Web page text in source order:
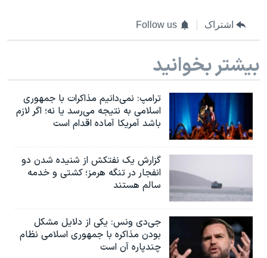
اشتراک Follow us
بیشتر بخوانید
ترامپ: نمی‌دانیم مذاکرات با جمهوری
اسلامی به نتیجه می‌رسد یا نه؛ اگر لازم
باشد آمریکا آماده اقدام است
گزارش یک نفتکش از شنیده شدن دو
انفجار در تنگه هرمز؛ کشتی و خدمه
سالم هستند
جی‌دی ونس: یکی از دلایل مشکل
بودن مذاکره با جمهوری اسلامی نظام
چندپاره آن است